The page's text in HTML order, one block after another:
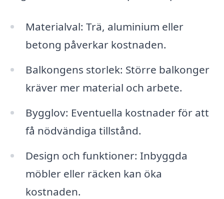
Materialval: Trä, aluminium eller
betong påverkar kostnaden.
Balkongens storlek: Större balkonger
kräver mer material och arbete.
Bygglov: Eventuella kostnader för att
få nödvändiga tillstånd.
Design och funktioner: Inbyggda
möbler eller räcken kan öka
kostnaden.